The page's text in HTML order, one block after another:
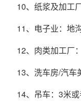
10、纸浆及加工厂
11、电子业：地沟
12、肉类加工厂：
13、洗车房/汽车
14、吊车：3米或